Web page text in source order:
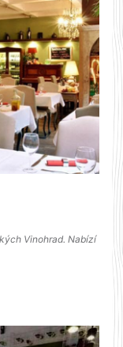
Vinohrad. Nabízí